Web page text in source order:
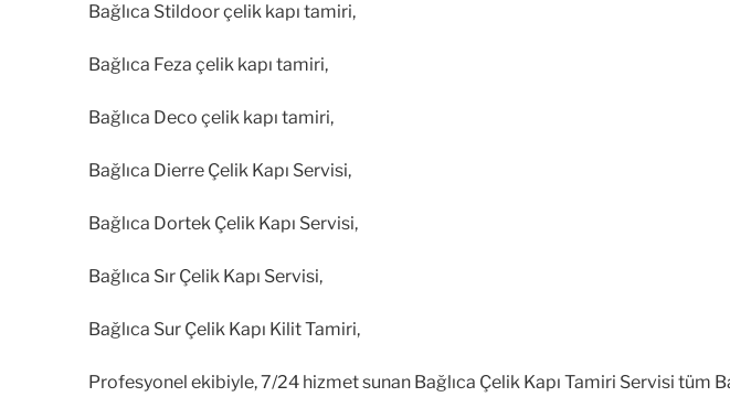
Bağlıca Stildoor çelik kapı tamiri,
Bağlıca Feza çelik kapı tamiri,
Bağlıca Deco çelik kapı tamiri,
Bağlıca Dierre Çelik Kapı Servisi,
Bağlıca Dortek Çelik Kapı Servisi,
Bağlıca Sır Çelik Kapı Servisi,
Bağlıca Sur Çelik Kapı Kilit Tamiri,
Profesyonel ekibiyle, 7/24 hizmet sunan Bağlıca Çelik Kapı Tamiri Servisi tüm